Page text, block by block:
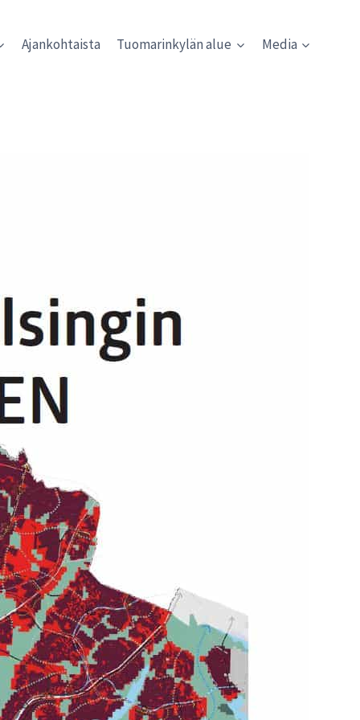
Ajankohtaista Tuomarinkylän alue Media